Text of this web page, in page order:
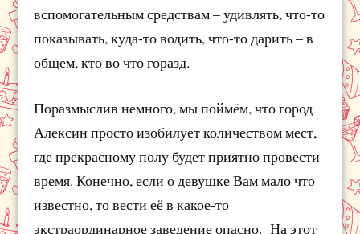
вспомогательным средствам – удивлять, что-то
показывать, куда-то водить, что-то дарить – в
общем, кто во что горазд.
Поразмыслив немного, мы поймём, что город
Алексин просто изобилует количеством мест,
где прекрасному полу будет приятно провести
время. Конечно, если о девушке Вам мало что
известно, то вести её в какое-то
экстраординарное заведение опасно. На этот